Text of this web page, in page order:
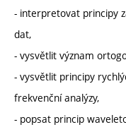
- interpretovat principy
dat,
- vysvětlit význam
- vysvětlit principy
frekvenční analýzy,
- popsat princip